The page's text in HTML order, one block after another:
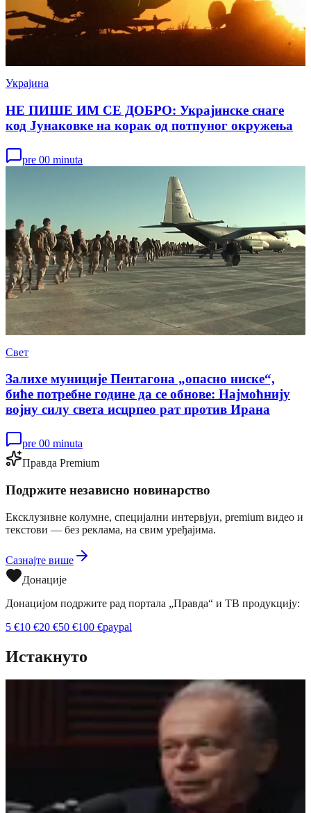
Украјина
НЕ ПИШЕ ИМ СЕ ДОБРО: Украјинске снаге
код Јунаковке на корак од потпуног окружења
pre 00 minuta
Свет
Залихе муниције Пентагона „опасно ниске“,
биће потребне године да се обнове: Најмоћнију
војну силу света исцрпео рат против Ирана
pre 00 minuta
Правда Premium
Подржите независно новинарство
Ексклузивне колумне, специјални интервјуи, premium видео и
текстови — без реклама, на свим уређајима.
Сазнајте више
Донације
Донацијом подржите рад портала „Правда“ и ТВ продукцију:
5 €10 €20 €50 €100 €paypal
Истакнуто